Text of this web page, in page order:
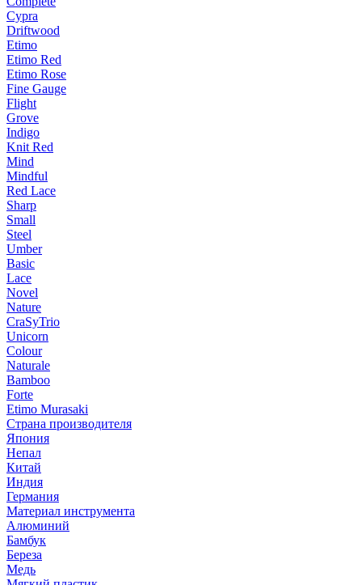
Cypra
Driftwood
Etimo
Etimo Red
Etimo Rose
Fine Gauge
Flight
Grove
Indigo
Knit Red
Mind
Mindful
Red Lace
Sharp
Small
Steel
Umber
Basic
Lace
Novel
Nature
CraSyTrio
Unicorn
Colour
Naturale
Bamboo
Forte
Etimo Murasaki
Страна производителя
Япония
Непал
Китай
Индия
Германия
Материал инструмента
Алюминий
Бамбук
Береза
Медь